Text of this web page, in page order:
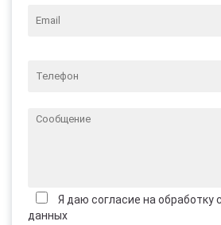
Я даю согласие на обработку
данных